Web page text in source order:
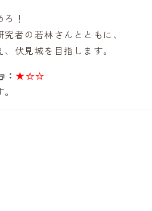
！
者の若林さんとともに、
伏見城を目指します。
： ★☆☆